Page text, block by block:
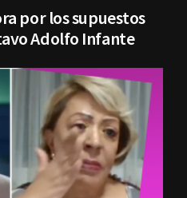
por los supuestos
Adolfo Infante